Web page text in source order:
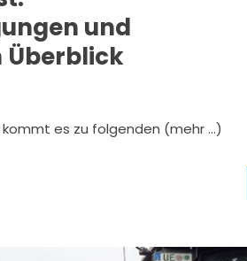
und
Überblick
es zu folgenden (mehr …)